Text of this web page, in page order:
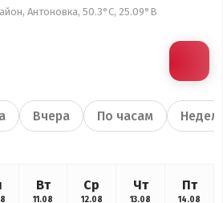
Антоновка, 50.3°С, 25.09°В
Вчера По часам
Вт
11.08
Ср
12.08
Чт
13.08
Пт
14.08